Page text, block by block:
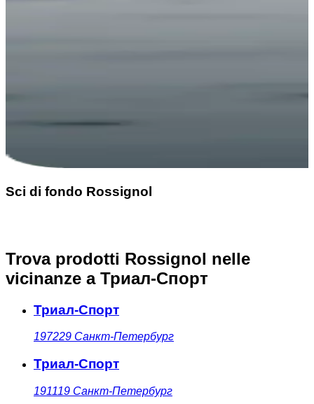
Sci di fondo Rossignol
Trova prodotti Rossignol nelle
vicinanze a Триал-Спорт
Триал-Спорт
197229 Санкт-Петербург
Триал-Спорт
191119 Санкт-Петербург